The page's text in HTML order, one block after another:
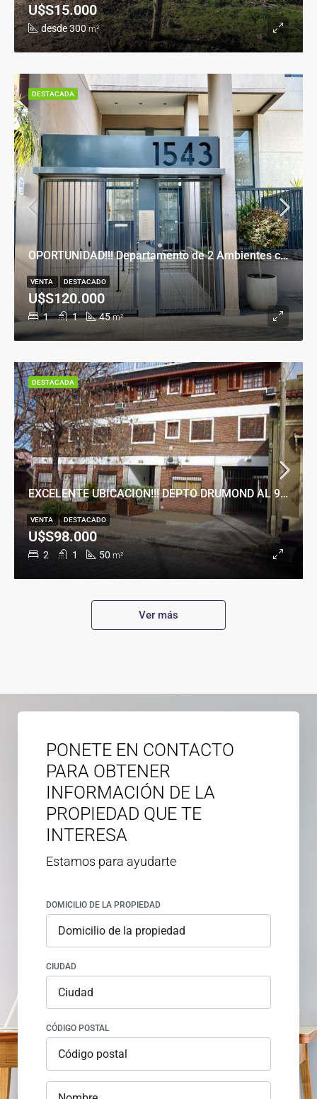
desde 300 m²
U$S15.000
OPORTUNIDAD!!! Departamento de 2 Ambientes con Cochera en Banfield Este
1 1 45 m²
U$S120.000
VENTA DESTACADO
DESTACADA
EXCELENTE UBICACION!!! DEPTO DRUMOND AL 900
2 1 50 m²
U$S98.000
VENTA DESTACADO
DESTACADA
Ver más
PONETE EN CONTACTO
PARA OBTENER
INFORMACIÓN DE LA
PROPIEDAD QUE TE
INTERESA
Estamos para ayudarte
DOMICILIO DE LA PROPIEDAD
CIUDAD
CÓDIGO POSTAL